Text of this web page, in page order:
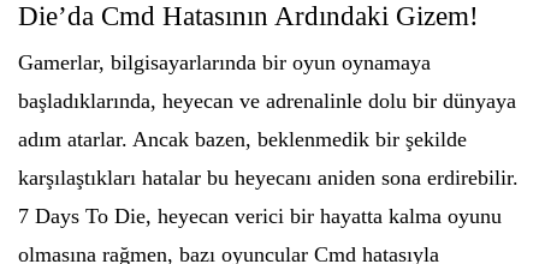
Die’da Cmd Hatasının Ardındaki Gizem!
Gamerlar, bilgisayarlarında bir oyun oynamaya
başladıklarında, heyecan ve adrenalinle dolu bir dünyaya
adım atarlar. Ancak bazen, beklenmedik bir şekilde
karşılaştıkları hatalar bu heyecanı aniden sona erdirebilir.
7 Days To Die, heyecan verici bir hayatta kalma oyunu
olmasına rağmen, bazı oyuncular Cmd hatasıyla